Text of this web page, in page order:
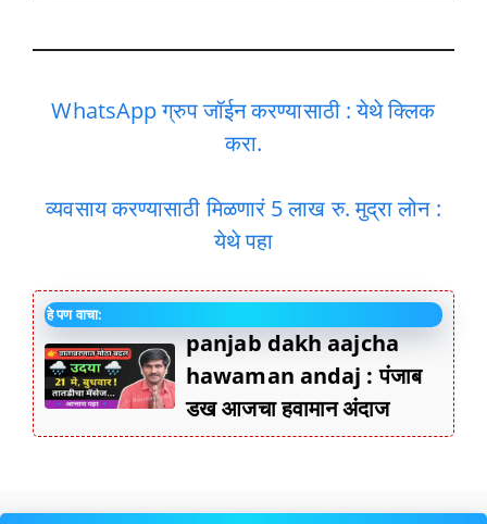
WhatsApp ग्रुप जॉईन करण्यासाठी : येथे क्लिक
करा.
व्यवसाय करण्यासाठी मिळणारं 5 लाख रु. मुद्रा लोन :
येथे पहा
हे पण वाचा:
panjab dakh aajcha
hawaman andaj : पंजाब
डख आजचा हवामान अंदाज